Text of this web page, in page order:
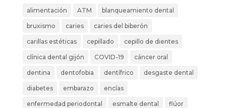
alimentación ATM blanqueamiento dental
bruxismo caries caries del biberón
carillas estéticas cepillado cepillo de dientes
clínica dental gijón COVID-19 cáncer oral
dentina dentofobia dentífrico desgaste dental
diabetes embarazo encías
enfermedad periodontal esmalte dental flúor